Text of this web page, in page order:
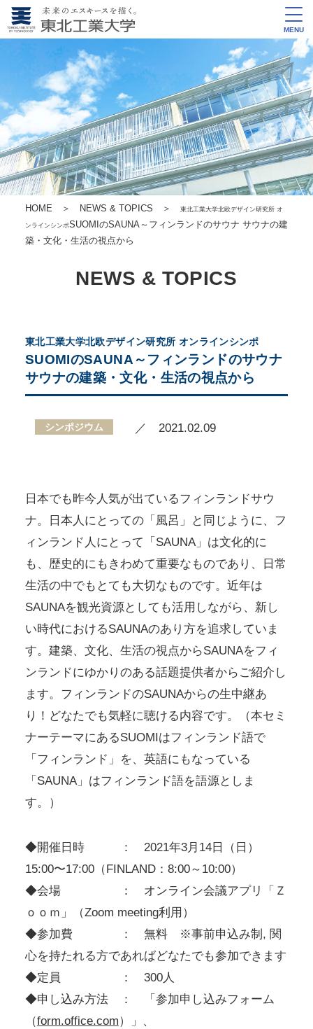
MENU
HOME ＞ NEWS & TOPICS ＞ 東北工業大学北欧デザイン研究所 オ
ンラインシンポSUOMIのSAUNA～フィンランドのサウナ サウナの建
築・文化・生活の視点から
NEWS & TOPICS
東北工業大学北欧デザイン研究所 オンラインシンポ
SUOMIのSAUNA～フィンランドのサウナ
サウナの建築・文化・生活の視点から
シンポジウム ／ 2021.02.09
日本でも昨今人気が出ているフィンランドサウ
ナ。日本人にとっての「風呂」と同じように、フ
ィンランド人にとって「SAUNA」は文化的に
も、歴史的にもきわめて重要なものであり、日常
生活の中でもとても大切なものです。近年は
SAUNAを観光資源としても活用しながら、新し
い時代におけるSAUNAのあり方を追求していま
す。建築、文化、生活の視点からSAUNAをフィ
ンランドにゆかりのある話題提供者からご紹介し
ます。フィンランドのSAUNAからの生中継あ
り！どなたでも気軽に聴ける内容です。（本セミ
ナーテーマにあるSUOMIはフィンランド語で
「フィンランド」を、英語にもなっている
「SAUNA」はフィンランド語を語源としま
す。）
◆開催日時 ： 2021年3月14日（日）
15:00〜17:00（FINLAND：8:00～10:00）
◆会場 ： オンライン会議アプリ「Ｚ
ｏｏｍ」（Zoom meeting利用）
◆参加費 ： 無料 ※事前申込み制, 関
心を持たれる方であればどなたでも参加できます
◆定員 ： 300人
◆申し込み方法 ： 「参加申し込みフォーム
（form.office.com）」、